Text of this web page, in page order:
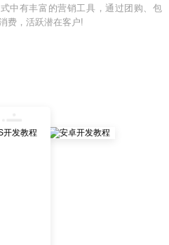
中有丰富的营销工具，通过团购、包
费，活跃潜在客户!